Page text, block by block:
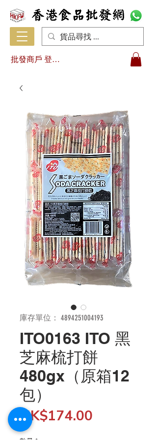
批發商戶 登入/註冊
庫存單位： 4894251004193
ITO0163 ITO 黑
芝麻梳打餅
480gx（原箱12
包）
HK$174.00